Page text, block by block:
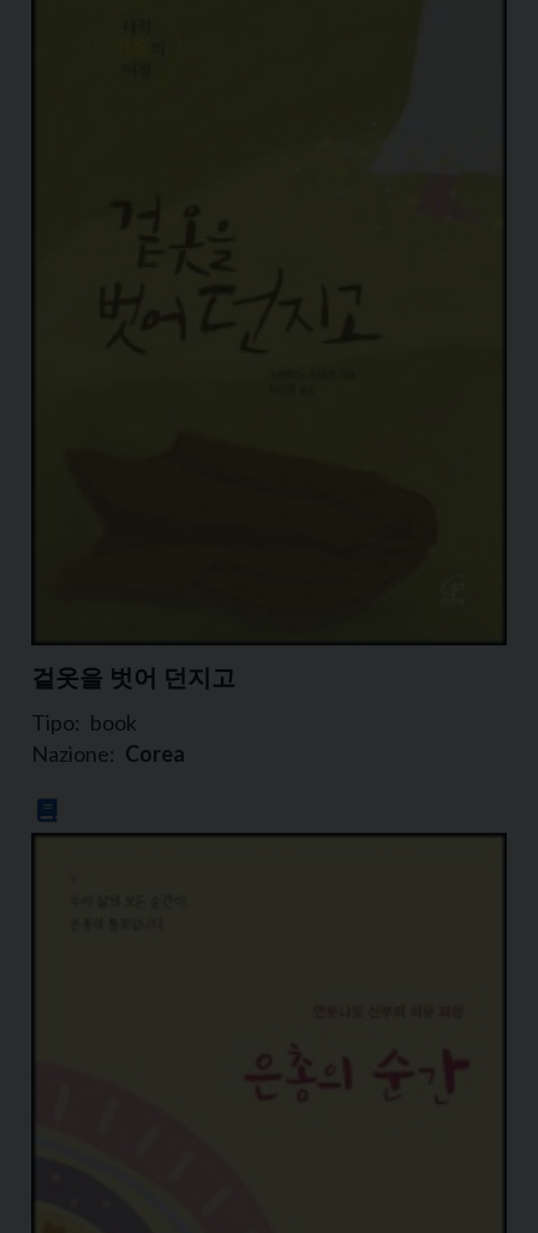
겉옷을 벗어 던지고
Tipo: book
Nazione: Corea